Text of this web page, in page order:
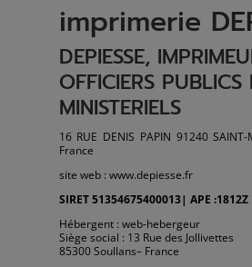
imprimerie
DEPIESSE,
OFFICIERS PUBLICS
MINISTERIELS
16 RUE DENIS PAPIN 91240 SAINT-
France
site web : www.depiesse.fr
SIRET 51354675400013| APE :1812Z
Hébergent : web-hebergeur
Siège social : 13 Rue des Jollivettes
85300 Soullans– France